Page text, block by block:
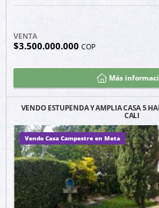
VENTA
$3.500.000.000COP
Más
VENDO ESTUPENDA Y AMPLIA CASA 5
CALI
Vendo Casa Campestre en Meta